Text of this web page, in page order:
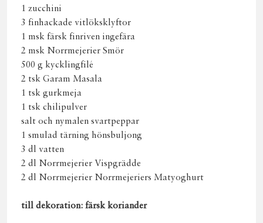
1 zucchini
3 finhackade vitlöksklyftor
1 msk färsk finriven ingefära
2 msk Norrmejerier Smör
500 g kycklingfilé
2 tsk Garam Masala
1 tsk gurkmeja
1 tsk chilipulver
salt och nymalen svartpeppar
1 smulad tärning hönsbuljong
3 dl vatten
2 dl Norrmejerier Vispgrädde
2 dl Norrmejerier Norrmejeriers Matyoghurt
till dekoration: färsk koriander